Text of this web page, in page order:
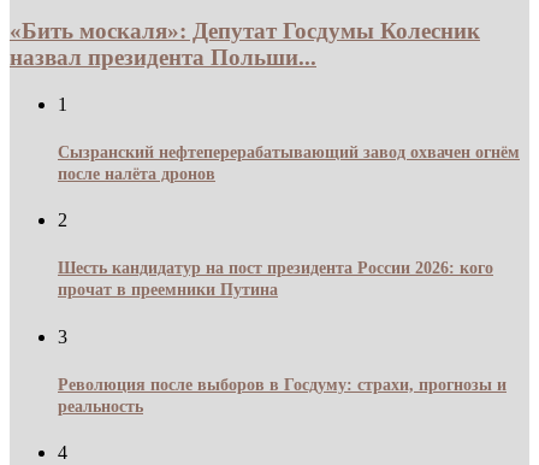
«Бить москаля»: Депутат Госдумы Колесник
назвал президента Польши...
1
Сызранский нефтеперерабатывающий завод охвачен огнём
после налёта дронов
2
Шесть кандидатур на пост президента России 2026: кого
прочат в преемники Путина
3
Революция после выборов в Госдуму: страхи, прогнозы и
реальность
4